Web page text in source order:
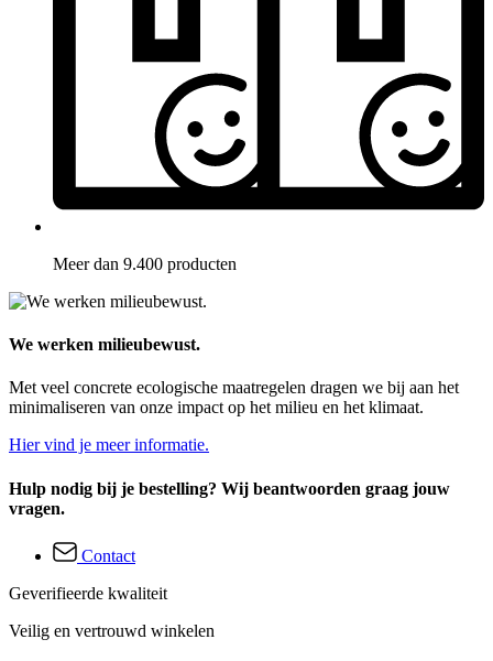
Meer dan 9.400 producten
We werken milieubewust.
Met veel concrete ecologische maatregelen dragen we bij aan het
minimaliseren van onze impact op het milieu en het klimaat.
Hier vind je meer informatie.
Hulp nodig bij je bestelling? Wij beantwoorden graag jouw
vragen.
Contact
Geverifieerde kwaliteit
Veilig en vertrouwd winkelen